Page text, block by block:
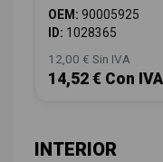
OEM: 90005925
ID: 1028365
12,00 € Sin IVA
14,52 € Con IVA
INTERIOR